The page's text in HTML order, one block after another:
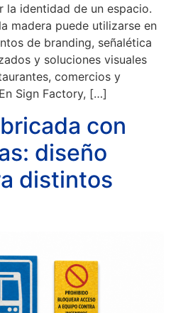
la identidad de un espacio.
madera puede utilizarse en
de branding, señalética
y soluciones visuales
comercios y
Sign Factory, […]
con
diseño
distintos